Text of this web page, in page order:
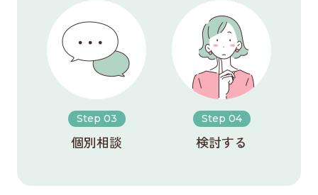
Step 03
個別相談
Step 04
検討する